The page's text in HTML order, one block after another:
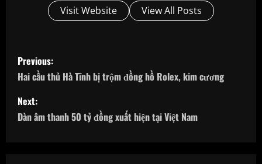
Visit Website View All Posts
P
o
s
t
Previous:
Hai cầu thủ Hà Tĩnh bị trộm đồng hồ Rolex, kim cương
Next:
Dàn âm thanh 50 tỷ đồng xuất hiện tại Việt Nam